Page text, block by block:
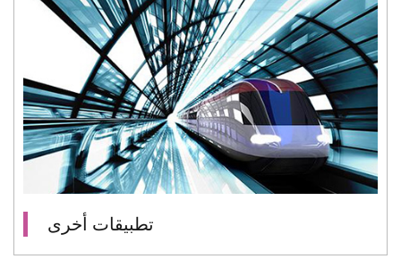
تطبيقات أخرى